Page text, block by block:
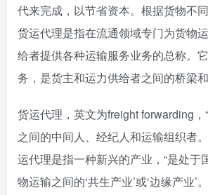
代来完成，以节省资本。根据货物不同
货运代理是指在流通领域专门为货物
给者提供各种运输服务业务的总称。
务，是货主和运力供给者之间的桥梁和
货运代理，英文为freight forwarding，
之间的中间人、经纪人和运输组织者
运代理是指一种新兴的产业，“是处于
物运输之间的‘共生产业’或‘边缘产业’。